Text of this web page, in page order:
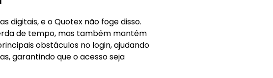
digitais, e o Quotex não foge disso.
de tempo, mas também mantém
obstáculos no login, ajudando
garantindo que o acesso seja